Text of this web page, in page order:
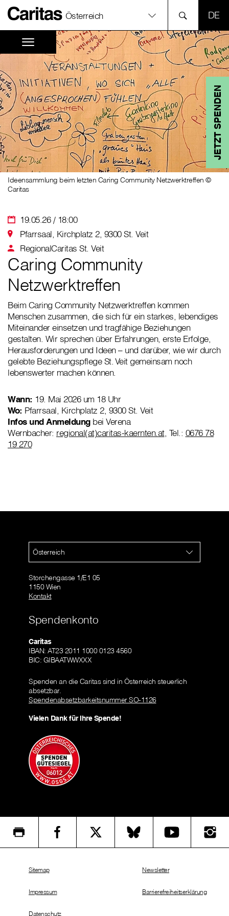
Österreich
JETZT SPENDEN
19.05.26 / 18:00
Pfarrsaal, Kirchplatz 2, 9300 St. Veit
RegionalCaritas St. Veit
Ideensammlung beim letzten Caring Community Netzwerktreffen ©
Caritas
Caring Community
Netzwerktreffen
Beim Caring Community Netzwerktreffen kommen
Menschen zusammen, die sich für ein starkes, lebendiges
Miteinander einsetzen und tragfähige Beziehungen
gestalten. Wir sprechen über Erfahrungen, erste Erfolge,
Herausforderungen und Ideen – und darüber, wie wir durch
gelebte Beziehungspflege St. Veit gemeinsam noch
lebenswerter machen können.
Wann: 19. Mai 2026 um 18 Uhr
Wo: Pfarrsaal, Kirchplatz 2, 9300 St. Veit
Infos und Anmeldungbei Verena
Wernbacher: regional(at)caritas-kaernten.at, Tel.: 0676 78
19 270
Österreich
Storchengasse 1/E1 05
1150 Wien
Kontakt
Spendenkonto
Caritas
IBAN: AT23 2011 1000 0123 4560
BIC: GIBAATWWXXX
Spenden an die Caritas sind in Österreich steuerlich
absetzbar.
Spendenabsetzbarkeitsnummer SO-1126
Vielen Dank für Ihre Spende!
Sitemap
Impressum
Datenschutz
Newsletter
Barrierefreiheitserklärung